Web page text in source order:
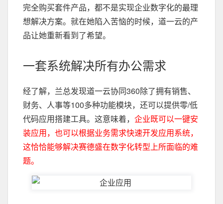
完全购买套件产品，都不是实现企业数字化的最理
想解决方案。就在她陷入苦恼的时候，道一云的产
品让她重新看到了希望。
一套系统解决所有办公需求
经了解，兰总发现道一云协同360除了拥有销售、
财务、人事等100多种功能模块，还可以提供零/低
代码应用搭建工具。这意味着， 企业既可以一键安
装应用，也可以根据业务需求快速开发应用系统，
这恰恰能够解决赛德盛在数字化转型上所面临的难
题。